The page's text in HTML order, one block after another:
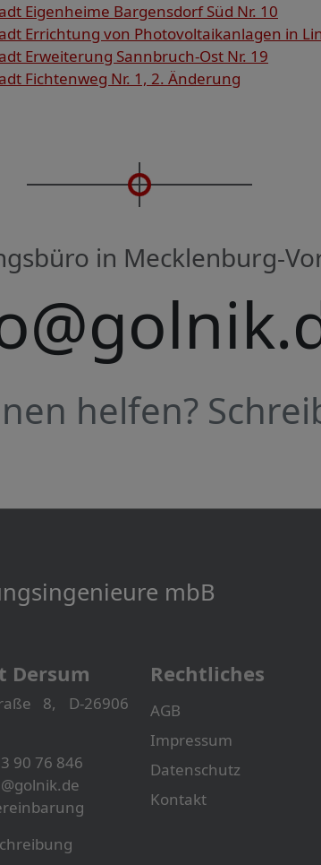
Eigenheime Bargensdorf Süd Nr. 10
Errichtung von Photovoltaikanlagen in
Erweiterung Sannbruch-Ost Nr. 19
Fichtenweg Nr. 1, 2. Änderung
in Mecklenburg-
helfen?
mbB
Dersum
8, D-26906
90 76 846
Rechtliches
AGB
Impressum
Datenschutz
Kontakt